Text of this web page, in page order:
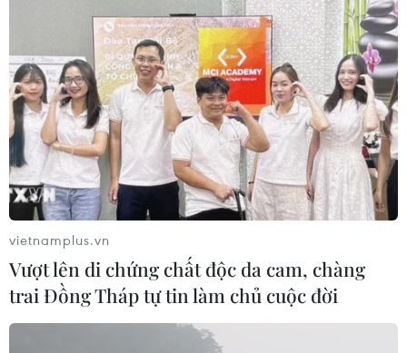
vietnamplus.vn
Vượt lên di chứng chất độc da cam, chàng
trai Đồng Tháp tự tin làm chủ cuộc đời